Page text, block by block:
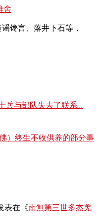
舍
馋言、落井下石等，
兵与部队失去了联系…
）终生不收供养的部分事
表在《南無第三世多杰羌